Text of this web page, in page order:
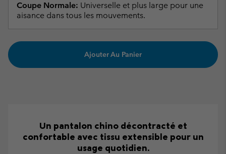
Coupe Normale: Universelle et plus large pour une
aisance dans tous les mouvements.
Ajouter Au Panier
Un pantalon chino décontracté et
confortable avec tissu extensible pour un
usage quotidien.